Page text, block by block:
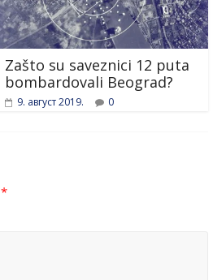
Zašto su saveznici 12 puta
bombardovali Beograd?
9. август 2019. 0
*